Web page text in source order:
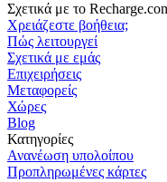
Σχετικά με το
Χρειάζεστε βοήθεια;
Πώς λειτουργεί
Σχετικά με εμάς
Επιχειρήσεις
Μεταφορείς
Χώρες
Blog
Κατηγορίες
Ανανέωση υπολοίπου
Προπληρωμένες κάρτες